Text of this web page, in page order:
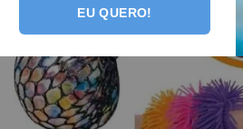
EU QUERO!